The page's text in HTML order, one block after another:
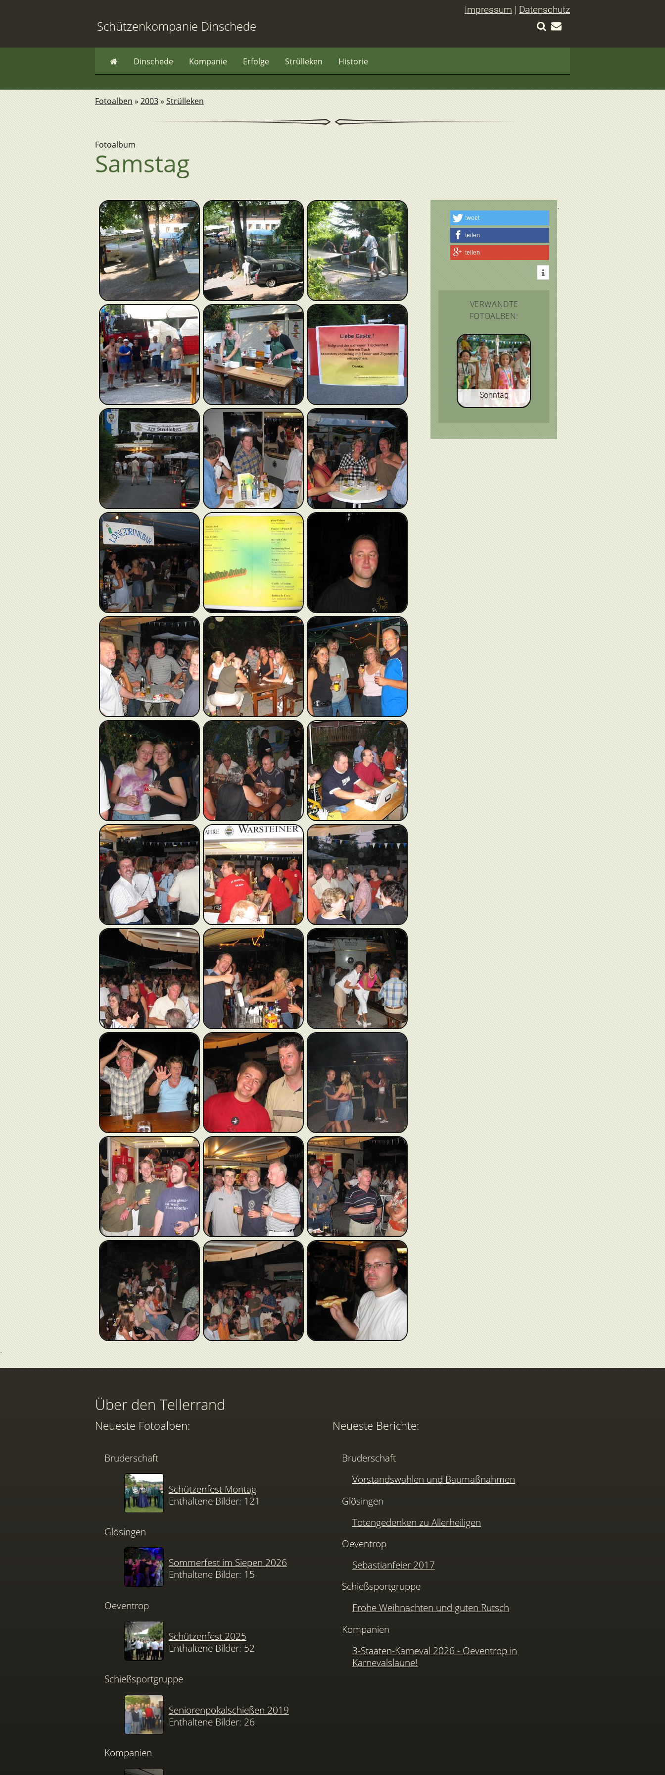
Impressum | Datenschutz
Schützenkompanie Dinschede
Dinschede Kompanie Erfolge Strülleken Historie
Fotoalben » 2003»Strülleken
Fotoalbum
Samstag
tweet
teilen
teilen
VERWANDTE
FOTOALBEN:
Sonntag
Über den Tellerrand
Neueste Fotoalben:
Bruderschaft
Schützenfest Montag
Enthaltene Bilder: 121
Glösingen
Sommerfest im Siepen 2026
Enthaltene Bilder: 15
Oeventrop
Schützenfest 2025
Enthaltene Bilder: 52
Schießsportgruppe
Seniorenpokalschießen 2019
Enthaltene Bilder: 26
Kompanien
Neueste Berichte:
Bruderschaft
Vorstandswahlen und Baumaßnahmen
Glösingen
Totengedenken zu Allerheiligen
Oeventrop
Sebastianfeier 2017
Schießsportgruppe
Frohe Weihnachten und guten Rutsch
Kompanien
3-Staaten-Karneval 2026 - Oeventrop in
Karnevalslaune!